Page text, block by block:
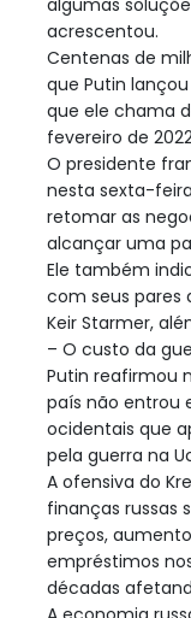
algumas
acrescentou.
Centenas de
que Putin
que ele chama
fevereiro de
O presidente
nesta sexta-
retomar as
alcançar uma
Ele também
com seus pares
Keir Starmer,
– O custo da
Putin reafirmou
país não entrou
ocidentais que
pela guerra na
A ofensiva do
finanças russas
preços,
empréstimos
décadas